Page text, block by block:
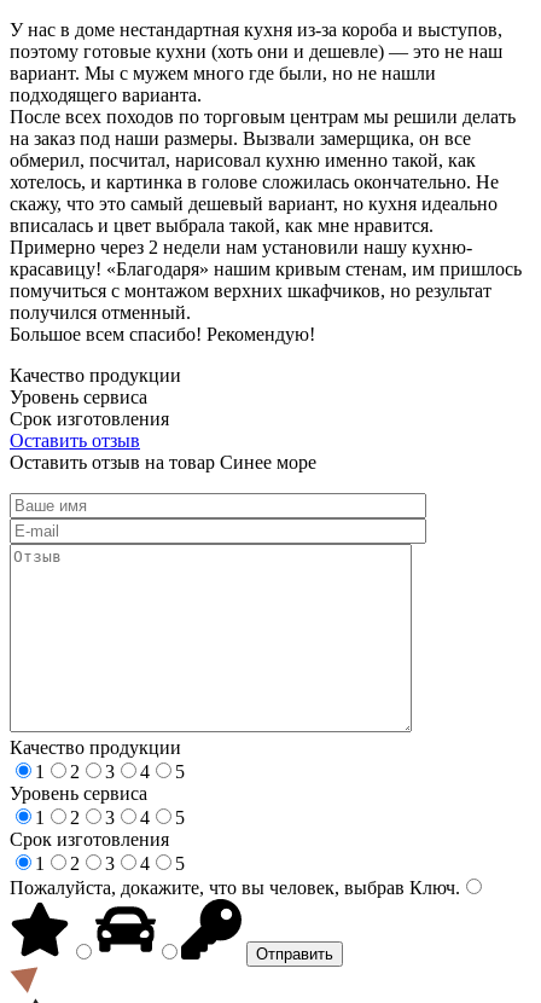
У нас в доме нестандартная кухня из-за короба и выступов,
поэтому готовые кухни (хоть они и дешевле) — это не наш
вариант. Мы с мужем много где были, но не нашли
подходящего варианта.
После всех походов по торговым центрам мы решили делать
на заказ под наши размеры. Вызвали замерщика, он все
обмерил, посчитал, нарисовал кухню именно такой, как
хотелось, и картинка в голове сложилась окончательно. Не
скажу, что это самый дешевый вариант, но кухня идеально
вписалась и цвет выбрала такой, как мне нравится.
Примерно через 2 недели нам установили нашу кухню-
красавицу! «Благодаря» нашим кривым стенам, им пришлось
помучиться с монтажом верхних шкафчиков, но результат
получился отменный.
Большое всем спасибо! Рекомендую!
Качество продукции
Уровень сервиса
Срок изготовления
Оставить отзыв
Оставить отзыв на товар Синее море
Качество продукции
1
2 3 4
5
Уровень сервиса
1
2 3 4
5
Срок изготовления
1
2 3 4
5
Пожалуйста, докажите, что вы человек, выбрав Ключ.